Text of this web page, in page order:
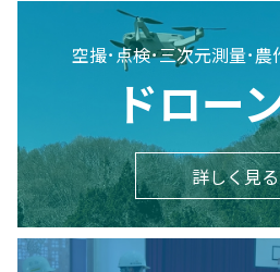
空撮･点検･三次元測量･
ドロー
詳しく見る